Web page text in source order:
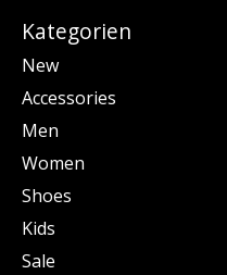
Kategorien
New
Accessories
Men
Women
Shoes
Kids
Sale